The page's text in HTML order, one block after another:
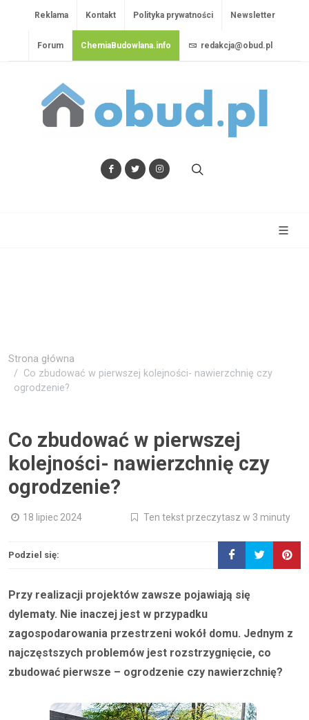
Reklama Kontakt Polityka prywatności Newsletter
Forum ChemiaBudowlana.info redakcja@obud.pl
Strona główna
Co zbudować w pierwszej kolejności- nawierzchnię czy
ogrodzenie?
Co zbudować w pierwszej
kolejności- nawierzchnię czy
ogrodzenie?
18 lipiec 2024 Ten tekst przeczytasz w 3 minuty
Podziel się:
Przy realizacji projektów zawsze pojawiają się
dylematy. Nie inaczej jest w przypadku
zagospodarowania przestrzeni wokół domu. Jednym z
najczęstszych problemów jest rozstrzygnięcie, co
zbudować pierwsze – ogrodzenie czy nawierzchnię?